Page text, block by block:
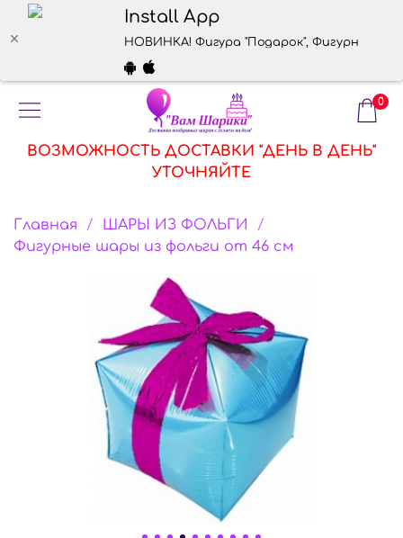
Install App
НОВИНКА! Фигура "Подарок", Фигурные
0
ВОЗМОЖНОСТЬ ДОСТАВКИ "ДЕНЬ В ДЕНЬ"
УТОЧНЯЙТЕ
Главная
ШАРЫ ИЗ ФОЛЬГИ
Фигурные шары из фольги от 46 см